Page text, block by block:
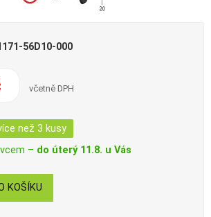
56D10-000
včetně DPH
než 3 kusy
– do úterý 11.8. u Vás
KOŠÍKU